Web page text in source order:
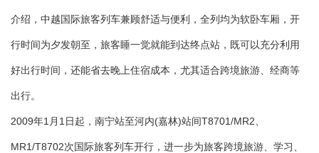
介绍，中越国际旅客列车兼顾舒适与便利，全列均为软卧车厢，开
行时间为夕发朝至，旅客睡一觉就能到达终点站，既可以充分利用
好出行时间，还能省去晚上住宿成本，尤其适合跨境旅游、经商等
出行。
2009年1月1日起，南宁站至河内(嘉林)站间T8701/MR2、
MR1/T8702次国际旅客列车开行，进一步为旅客跨境旅游、学习、